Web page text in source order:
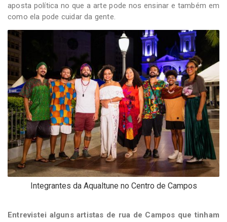
aposta política no que a arte pode nos ensinar e também em
como ela pode cuidar da gente.
Integrantes da Aqualtune no Centro de Campos
Entrevistei alguns artistas de rua de Campos que tinham